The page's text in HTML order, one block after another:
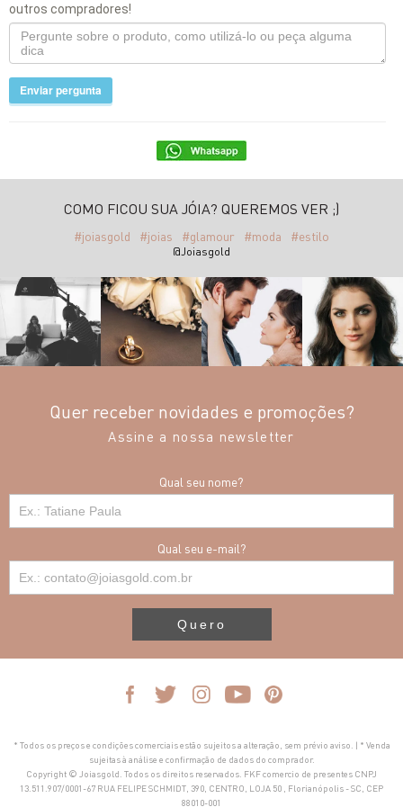
outros compradores!
Enviar pergunta
COMO FICOU SUA JÓIA? QUEREMOS VER ;)
#joiasgold #joias #glamour #moda #estilo
@Joiasgold
Quer receber novidades e promoções?
Assine a nossa newsletter
Qual seu nome?
Qual seu e-mail?
Quero
* Todos os preços e condições comerciais estão sujeitos a alteração, sem prévio aviso. | * Venda
sujeitas à análise e confirmação de dados do comprador.
Copyright © Joiasgold. Todos os direitos reservados. FKF comercio de presentes CNPJ
13.511.907/0001-67 RUA FELIPE SCHMIDT, 390, CENTRO, LOJA 50 , Florianópolis - SC, CEP
88010-001